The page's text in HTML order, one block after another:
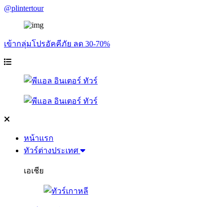
@plintertour
เข้ากลุ่มโปรอัคคีภัย ลด 30-70%
หน้าแรก
ทัวร์ต่างประเทศ
เอเชีย